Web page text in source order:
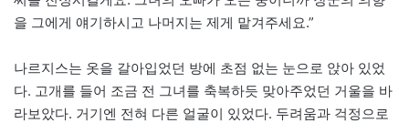
을 그에게 얘기하시고 나머지는 제게 맡겨주세요.”
나르지스는 옷을 갈아입었던 방에 초점 없는 눈으로 앉아 있었
다. 고개를 들어 조금 전 그녀를 축복하듯 맞아주었던 거울을 바
라보았다. 거기엔 전혀 다른 얼굴이 있었다. 두려움과 걱정으로